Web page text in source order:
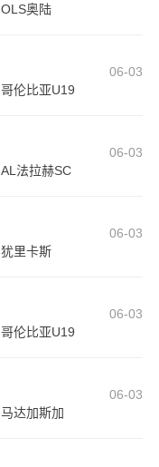
OLS奥陆
06-03
哥伦比亚U19
06-03
AL法拉赫SC
06-03
犹里卡斯
06-03
哥伦比亚U19
06-03
马达加斯加